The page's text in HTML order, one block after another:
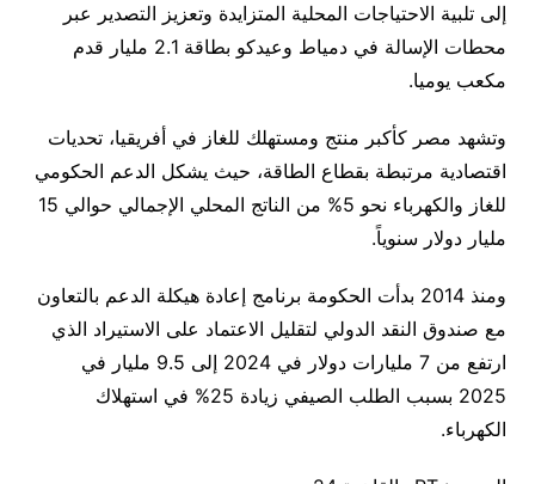
إلى تلبية الاحتياجات المحلية المتزايدة وتعزيز التصدير عبر
محطات الإسالة في دمياط وعيدكو بطاقة 2.1 مليار قدم
مكعب يوميا.
وتشهد مصر كأكبر منتج ومستهلك للغاز في أفريقيا، تحديات
اقتصادية مرتبطة بقطاع الطاقة، حيث يشكل الدعم الحكومي
للغاز والكهرباء نحو 5% من الناتج المحلي الإجمالي حوالي 15
مليار دولار سنوياً.
ومنذ 2014 بدأت الحكومة برنامج إعادة هيكلة الدعم بالتعاون
مع صندوق النقد الدولي لتقليل الاعتماد على الاستيراد الذي
ارتفع من 7 مليارات دولار في 2024 إلى 9.5 مليار في
2025 بسبب الطلب الصيفي زيادة 25% في استهلاك
الكهرباء.